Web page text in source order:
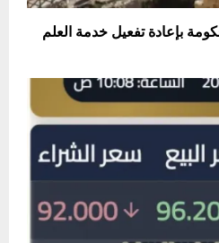
بإعادة تفعيل خدمة العلم